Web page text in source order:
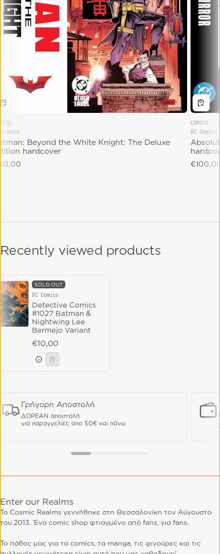
Comics
Beyond the White Knight: The Deluxe
hardcover
price
COMICS
Vendor:
DC Comics
Regular
Recently viewed products
SOLD OUT
Vendor:
DC Comics
Detective Comics
#1027 Batman &
Nightwing Lee
Bermejo Variant
Regular price
€10,00
Γρήγορη Αποστολή
ΔΩΡΕΑΝ αποστολή
για παραγγελίες απο 50€ και πάνω
Enter our Realms
Το Cosmic Realms γεννήθηκε στη Θεσσαλονίκη τον Αύγουστο
του 2013. Ένα comic shop φτιαγμένο από fans, για fans.
Το πάθος μας για τα comics, τα manga, τις φιγούρες και τις